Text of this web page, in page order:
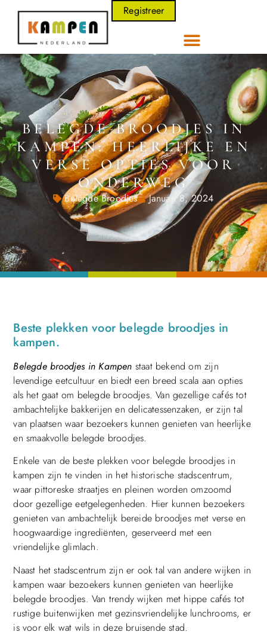
Registreer
BELEGDE BROODJES IN
KAMPEN: HEERLIJKE EN
VERSE OPTIES VOOR
ONDERWEG
Belegde Broodjes Januari 8, 2024
Beste plekken voor belegde broodjes in
kampen.
Belegde broodjes in Kampen staat bekend om zijn
levendige eetcultuur en biedt een breed scala aan opties
als het gaat om belegde broodjes. Van gezellige cafés tot
ambachtelijke bakkerijen en delicatessenzaken, er zijn tal
van plaatsen waar bezoekers kunnen genieten van heerlijke
en smaakvolle belegde broodjes.
Enkele van de beste plekken voor belegde broodjes in
kampen zijn te vinden in het historische stadscentrum,
waar pittoreske straatjes en pleinen worden omzoomd
door gezellige eetgelegenheden. Hier kunnen bezoekers
genieten van ambachtelijk bereide broodjes met verse en
hoogwaardige ingrediënten, geserveerd met een
vriendelijke glimlach.
Naast het stadscentrum zijn er ook tal van andere wijken in
kampen waar bezoekers kunnen genieten van heerlijke
belegde broodjes. Van trendy wijken met hippe cafés tot
rustige buitenwijken met gezinsvriendelijke lunchrooms, er
is voor elk wat wils in deze bruisende stad.